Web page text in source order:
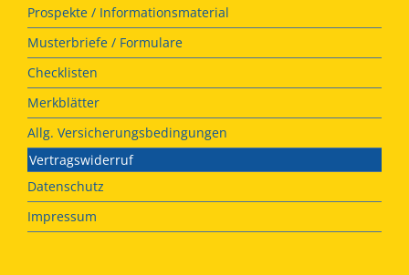
Prospekte / Informationsmaterial
Musterbriefe / Formulare
Checklisten
Merkblätter
Allg. Versicherungsbedingungen
Vertragswiderruf
Datenschutz
Impressum